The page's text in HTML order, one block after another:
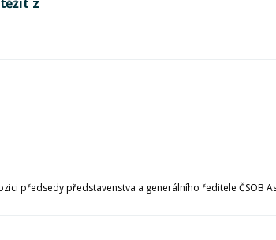
předsedy představenstva a generálního ředitele ČSOB